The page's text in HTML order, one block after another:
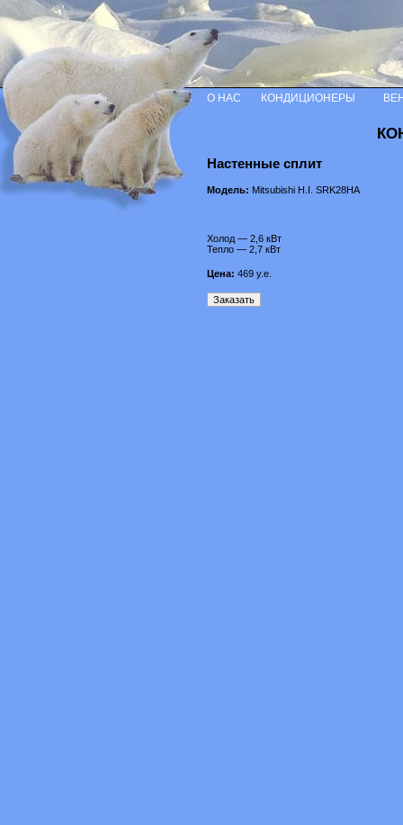
Настенные сплит
Модель: Mitsubishi H.I. SRK28HA
Холод — 2,6 кВт
Тепло — 2,7 кВт
Цена: 469 у.е.
О НАС КОНДИЦИОНЕРЫ